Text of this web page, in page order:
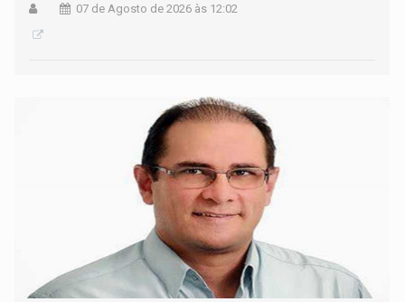
07 de Agosto de 2026 às 12:02